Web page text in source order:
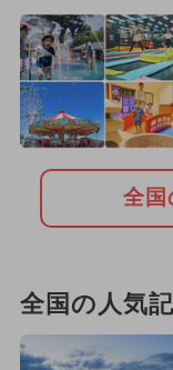
全国
全国の人気